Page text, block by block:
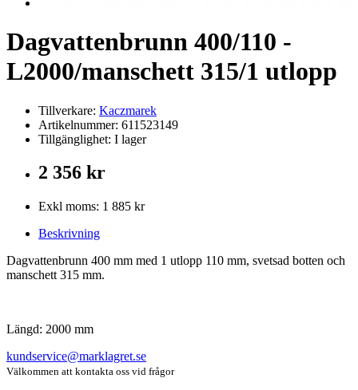
Dagvattenbrunn 400/110 -
L2000/manschett 315/1 utlopp
Tillverkare: Kaczmarek
Artikelnummer: 611523149
Tillgänglighet: I lager
2 356 kr
Exkl moms: 1 885 kr
Beskrivning
Dagvattenbrunn 400 mm med 1 utlopp 110 mm, svetsad botten och
manschett 315 mm.
Längd: 2000 mm
kundservice@marklagret.se
Välkommen att kontakta oss vid frågor